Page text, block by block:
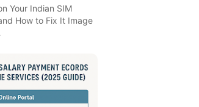
Your Indian SIM
How to Fix It Image